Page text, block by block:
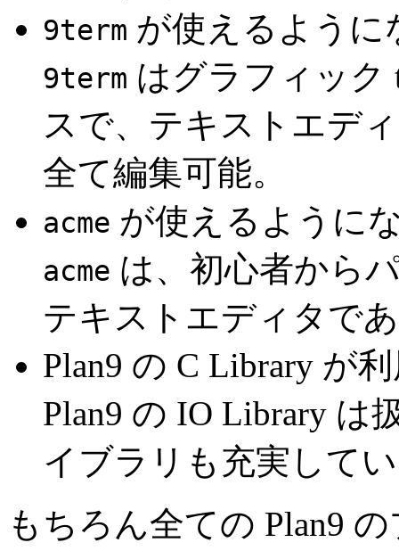
9term が使えるように
9term はグラフィック
スで、テキストエデ
全て編集可能。
acme が使えるように
acme は、初心者から
テキストエディタで
Plan9 の C Library が
Plan9 の IO Library は
イブラリも充実して
もちろん全ての Plan9